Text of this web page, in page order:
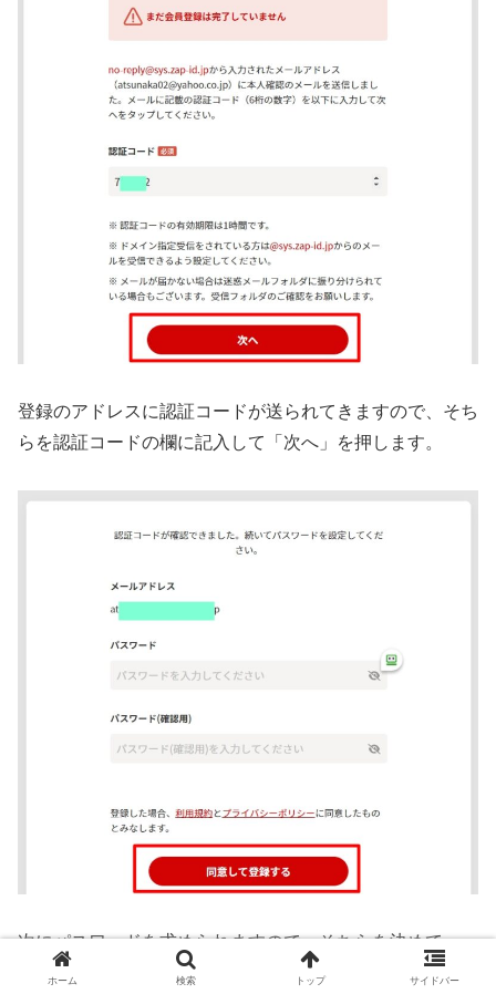
登録のアドレスに認証コードが送られてきますので、そち
らを認証コードの欄に記入して「次へ」を押します。
次にパスワードを求められますので、そちらを決めて、
「同意して登録する」、を押して下しさい。
ホーム 検索 トップ サイドバー